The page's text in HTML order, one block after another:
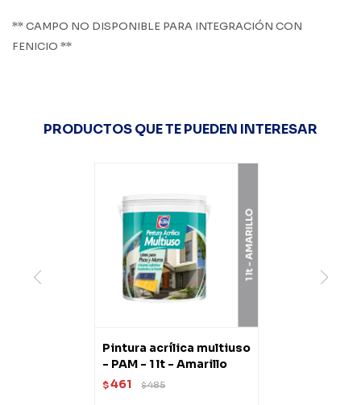
** CAMPO NO DISPONIBLE PARA INTEGRACIÓN CON
FENICIO **
PRODUCTOS QUE TE PUEDEN INTERESAR
Pintura acrílica multiuso
- PAM - 1 lt - Amarillo
$461 $485